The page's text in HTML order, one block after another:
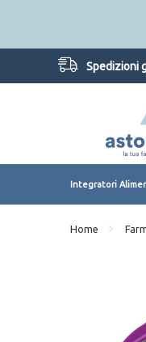
Spedizioni
Integratori
Home